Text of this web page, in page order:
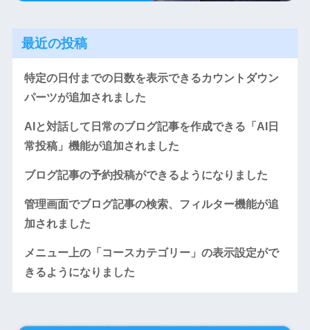
最近の投稿
特定の日付までの日数を表示できるカウントダウン
パーツが追加されました
AIと対話して日常のブログ記事を作成できる「AI日
常投稿」機能が追加されました
ブログ記事の予約投稿ができるようになりました
管理画面でブログ記事の検索、フィルター機能が追
加されました
メニュー上の「コースカテゴリー」の表示設定がで
きるようになりました